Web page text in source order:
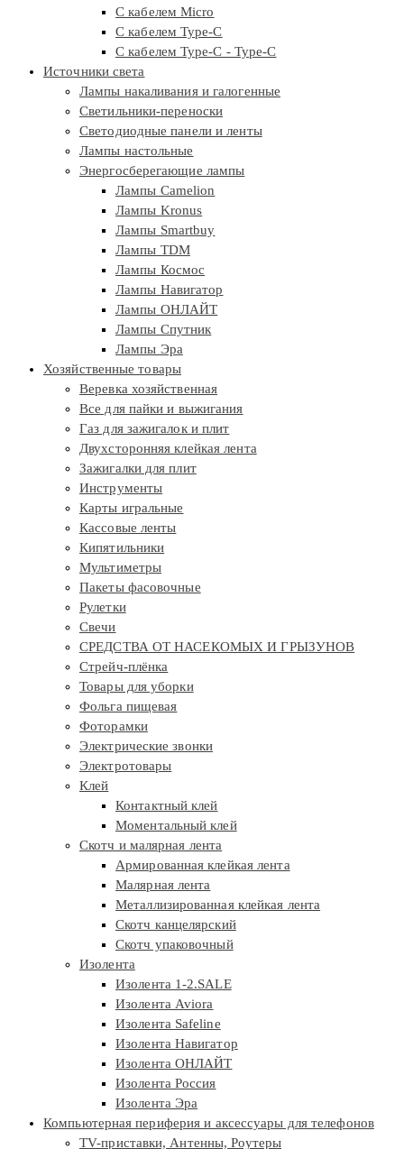
С кабелем Micro
С кабелем Type-C
С кабелем Type-C - Type-C
Источники света
Лампы накаливания и галогенные
Светильники-переноски
Светодиодные панели и ленты
Лампы настольные
Энергосберегающие лампы
Лампы Camelion
Лампы Kronus
Лампы Smartbuy
Лампы TDM
Лампы Космос
Лампы Навигатор
Лампы ОНЛАЙТ
Лампы Спутник
Лампы Эра
Хозяйственные товары
Веревка хозяйственная
Все для пайки и выжигания
Газ для зажигалок и плит
Двухсторонняя клейкая лента
Зажигалки для плит
Инструменты
Карты игральные
Кассовые ленты
Кипятильники
Мультиметры
Пакеты фасовочные
Рулетки
Свечи
СРЕДСТВА ОТ НАСЕКОМЫХ И ГРЫЗУНОВ
Стрейч-плёнка
Товары для уборки
Фольга пищевая
Фоторамки
Электрические звонки
Электротовары
Клей
Контактный клей
Моментальный клей
Скотч и малярная лента
Армированная клейкая лента
Малярная лента
Металлизированная клейкая лента
Скотч канцелярский
Скотч упаковочный
Изолента
Изолента 1-2.SALE
Изолента Aviora
Изолента Safeline
Изолента Навигатор
Изолента ОНЛАЙТ
Изолента Россия
Изолента Эра
Компьютерная периферия и аксессуары для телефонов
TV-приставки, Антенны, Роутеры